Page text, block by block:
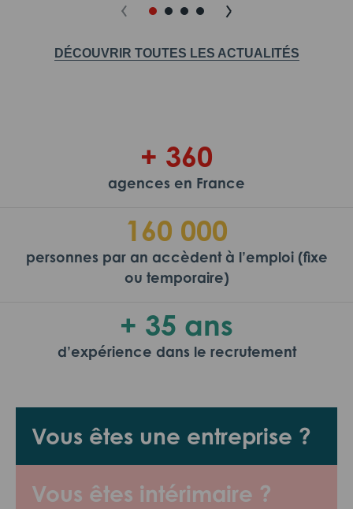
DÉCOUVRIR TOUTES LES ACTUALITÉS
Vous êtes une entreprise ?
Vous êtes intérimaire ?
+ 360
agences en France
160 000
personnes par an accèdent à l’emploi (fixe
ou temporaire)
+ 35 ans
d’expérience dans le recrutement